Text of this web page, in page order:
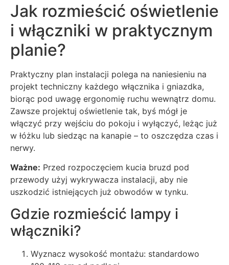
Jak rozmieścić oświetlenie
i włączniki w praktycznym
planie?
Praktyczny plan instalacji polega na naniesieniu na
projekt techniczny każdego włącznika i gniazdka,
biorąc pod uwagę ergonomię ruchu wewnątrz domu.
Zawsze projektuj oświetlenie tak, byś mógł je
włączyć przy wejściu do pokoju i wyłączyć, leżąc już
w łóżku lub siedząc na kanapie – to oszczędza czas i
nerwy.
Ważne: Przed rozpoczęciem kucia bruzd pod
przewody użyj wykrywacza instalacji, aby nie
uszkodzić istniejących już obwodów w tynku.
Gdzie rozmieścić lampy i
włączniki?
Wyznacz wysokość montażu: standardowo